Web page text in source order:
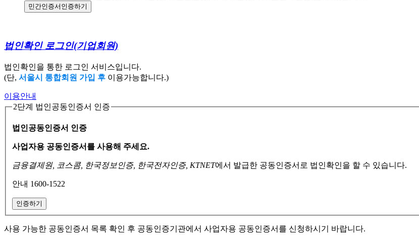
민간인증서 인증하기
법인확인 로그인(기업회원)
법인확인을 통한 로그인 서비스입니다.
(단, 서울시 통합회원 가입 후 이용가능합니다.)
이용안내
2단계 법인공동인증서 인증
법인공동인증서 인증
사업자용 공동인증서를 사용해 주세요.
금융결제원, 코스콤, 한국정보인증, 한국전자인증, KTNET에서 발급한 공동인증서로 법인확인을 할 수 있습니다.
안내 1600-1522
인증하기
사용 가능한 공동인증서 목록 확인 후 공동인증기관에서 사업자용 공동인증서를 신청하시기 바랍니다.